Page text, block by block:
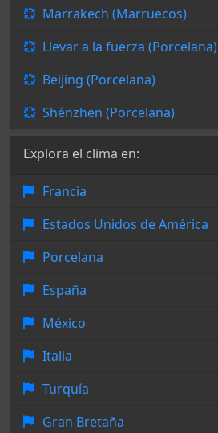
Marrakech (Marruecos)
Llevar a la fuerza (Porcelana)
Beijing (Porcelana)
Shénzhen (Porcelana)
Explora el clima en:
Francia
Estados Unidos de América
Porcelana
España
México
Italia
Turquía
Gran Bretaña